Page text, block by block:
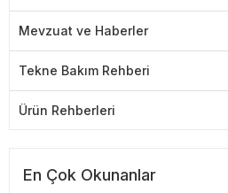
Mevzuat ve Haberler
Tekne Bakım Rehberi
Ürün Rehberleri
En Çok Okunanlar